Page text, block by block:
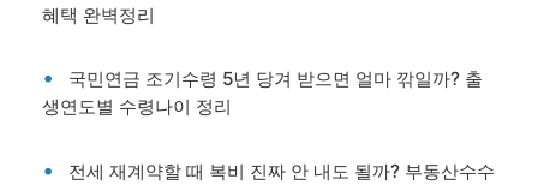
혜택 완벽정리
국민연금 조기수령 5년 당겨 받으면 얼마 깎일까? 출
생연도별 수령나이 정리
전세 재계약할 때 복비 진짜 안 내도 될까? 부동산수수